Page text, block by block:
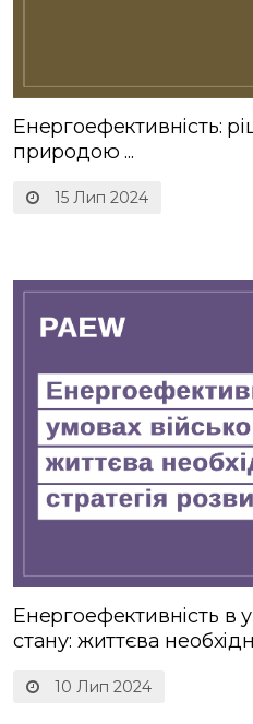
15 Лип 2024
Енергоефективність:
природою ...
10 Лип 2024
Енергоефективність в
стану: життєва